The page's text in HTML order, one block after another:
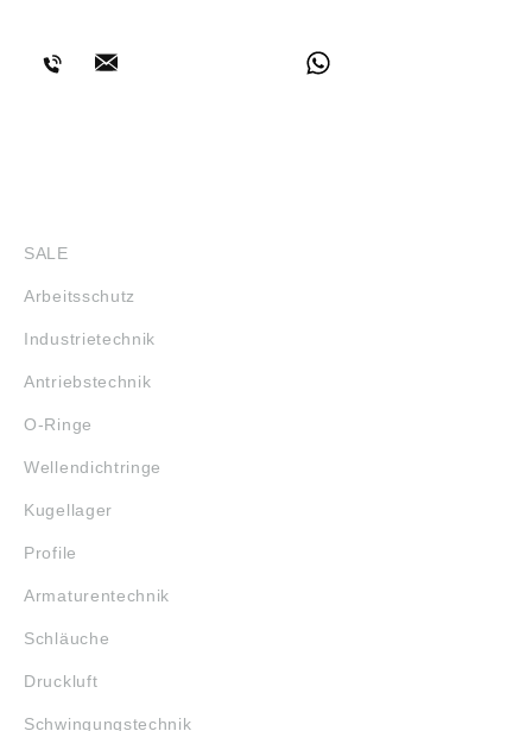
SALE
Arbeitsschutz
Industrietechnik
Antriebstechnik
O-Ringe
Wellendichtringe
Kugellager
Profile
Armaturentechnik
Schläuche
Druckluft
Schwingungstechnik